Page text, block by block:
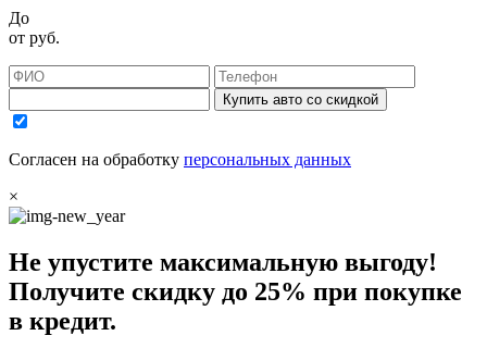
До
от руб.
Купить авто со скидкой
Согласен на обработку персональных данных
×
Не упустите максимальную выгоду!
Получите скидку до 25% при покупке
в кредит.